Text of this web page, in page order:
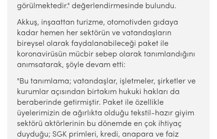
görülmektedir." değerlendirmesinde bulundu.
Akkuş, inşaattan turizme, otomotivden gıdaya
kadar hemen her sektörün ve vatandaşların
bireysel olarak faydalanabileceği paket ile
koronavirüsün mücbir sebep olarak tanımlandığını
anımsatarak, şöyle devam etti:
"Bu tanımlama; vatandaşlar, işletmeler, şirketler ve
kurumlar açısından birtakım hukuki hakları da
beraberinde getirmiştir. Paket ile özellikle
üyelerimizin de ağırlıkta olduğu tekstil-hazır giyim
sektörü aktörlerinin bu dönemde en çok ihtiyaç
duyduğu; SGK primleri, kredi, anapara ve faiz